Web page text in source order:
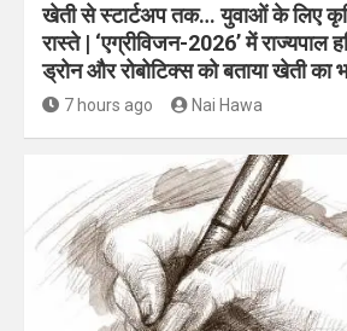
खेती से स्टार्टअप तक… युवाओं के लिए
रास्ते | ‘एग्रीविजन-2026’ में राज्यपाल
ड्रोन और रोबोटिक्स को बताया खेती का
7 hours ago Nai Hawa